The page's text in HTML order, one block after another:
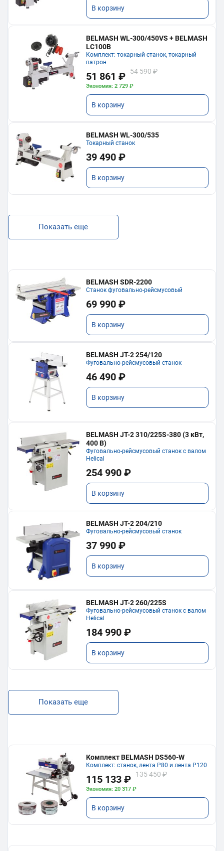
В корзину
BELMASH WL-300/450VS + BELMASH
LC100B
Комплект: токарный станок, токарный
патрон
51 861 ₽ 54 590 ₽
Экономия: 2 729 ₽
В корзину
BELMASH WL-300/535
Токарный станок
39 490 ₽
В корзину
Показать еще
BELMASH SDR-2200
Станок фуговально-рейсмусовый
69 990 ₽
В корзину
BELMASH JT-2 254/120
Фуговально-рейсмусовый станок
46 490 ₽
В корзину
BELMASH JT-2 310/225S-380 (3 кВт,
400 В)
Фуговально-рейсмусовый станок с валом
Helical
254 990 ₽
В корзину
BELMASH JT-2 204/210
Фуговально-рейсмусовый станок
37 990 ₽
В корзину
BELMASH JT-2 260/225S
Фуговально-рейсмусовый станок с валом
Helical
184 990 ₽
В корзину
Показать еще
Комплект BELMASH DS560-W
Комплект: станок, лента P80 и лента P120
115 133 ₽ 135 450 ₽
Экономия: 20 317 ₽
В корзину